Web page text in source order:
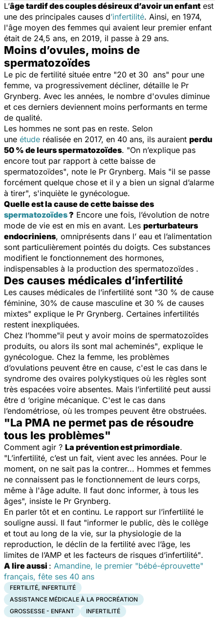
L’âge tardif des couples désireux d’avoir un enfant est
une des principales causes d’infertilité. Ainsi, en 1974,
l'âge moyen des femmes qui avaient leur premier enfant
était de 24,5 ans, en 2019, il passe à 29 ans.
Moins d’ovules, moins de
spermatozoïdes
Le pic de fertilité située entre "20 et 30 ans" pour une
femme, va progressivement décliner, détaille le Pr
Grynberg. Avec les années, le nombre d'ovules diminue
et ces derniers deviennent moins performants en terme
de qualité.
Les hommes ne sont pas en reste. Selon
une étude réalisée en 2017, en 40 ans, ils auraient perdu
50 % de leurs spermatozoïdes. "On n’explique pas
encore tout par rapport à cette baisse de
spermatozoïdes", note le Pr Grynberg. Mais "il se passe
forcément quelque chose et il y a bien un signal d’alarme
à tirer", s'inquiète le gynécologue.
Quelle est la cause de cette baisse des
spermatozoïdes? Encore une fois, l’évolution de notre
mode de vie est en mis en avant. Les perturbateurs
endocriniens, omniprésents dans l’ eau et l’alimentation
sont particulièrement pointés du doigts. Ces substances
modifient le fonctionnement des hormones,
indispensables à la production des spermatozoïdes .
Des causes médicales d’infertilité
Les causes médicales de l’infertilité sont "30 % de cause
féminine, 30% de cause masculine et 30 % de causes
mixtes" explique le Pr Grynberg. Certaines infertilités
restent inexpliquées.
Chez l’homme"il peut y avoir moins de spermatozoïdes
produits, ou alors ils sont mal acheminés", explique le
gynécologue. Chez la femme, les problèmes
d’ovulations peuvent être en cause, c'est le cas dans le
syndrome des ovaires polykystiques où les règles sont
très espacées voire absentes. Mais l’infertilité peut aussi
être d ‘origine mécanique. C'est le cas dans
l’endométriose, où les trompes peuvent être obstruées.
"La PMA ne permet pas de résoudre
tous les problèmes"
Comment agir ? La prévention est primordiale.
"L’infertilité, c’est un fait, vient avec les années. Pour le
moment, on ne sait pas la contrer... Hommes et femmes
ne connaissent pas le fonctionnement de leurs corps,
même à l'âge adulte. Il faut donc informer, à tous les
âges", insiste le Pr Grynberg.
En parler tôt et en continu. Le rapport sur l’infertilité le
souligne aussi. Il faut "informer le public, dès le collège
et tout au long de la vie, sur la physiologie de la
reproduction, le déclin de la fertilité avec l’âge, les
limites de l’AMP et les facteurs de risques d’infertilité".
A lire aussi : Amandine, le premier "bébé-éprouvette"
français, fête ses 40 ans
FERTILITÉ, INFERTILITÉ
ASSISTANCE MÉDICALE À LA PROCRÉATION
GROSSESSE - ENFANT
INFERTILITÉ